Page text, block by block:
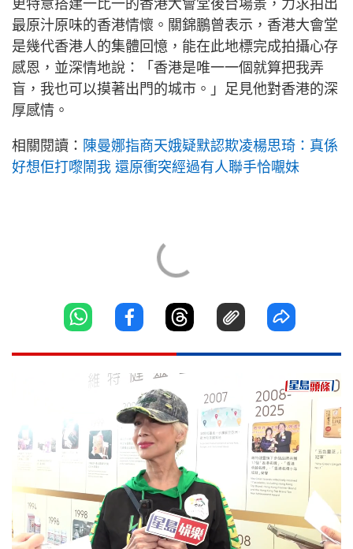
更特意搭建一比一的香港大會堂後台場景，力求拍出
最原汁原味的香港情懷。關錦鵬曾表示，香港大會堂
是幾代香港人的集體回憶，能在此地標完成拍攝心存
感恩，並深情地說：「香港是唯一一個就算把我弄
盲，我也可以摸著出門的城市。」足見他對香港的深
厚感情。
相關閱讀： 陳曼娜指商天娥疑默認欺凌楊思琦：真係
好想佢打嚟鬧我 還原衝突經過有人聯手恰𡃁妹